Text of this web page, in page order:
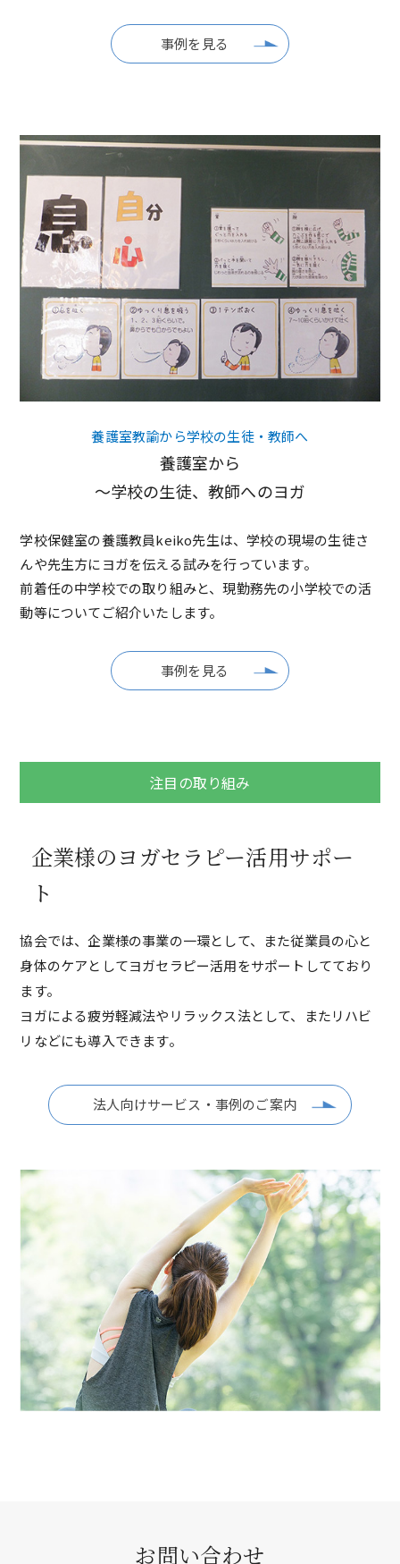
事例を見る
養護室教諭から学校の生徒・教師へ
養護室から
～学校の生徒、教師へのヨガ
学校保健室の養護教員keiko先生は、学校の現場の生徒さ
んや先生方にヨガを伝える試みを行っています。
前着任の中学校での取り組みと、現勤務先の小学校での活
動等についてご紹介いたします。
事例を見る
注目の取り組み
企業様のヨガセラピー活用サポー
ト
協会では、企業様の事業の一環として、また従業員の心と
身体のケアとしてヨガセラピー活用をサポートしてており
ます。
ヨガによる疲労軽減法やリラックス法として、またリハビ
リなどにも導入できます。
法人向けサービス・事例のご案内
お問い合わせ